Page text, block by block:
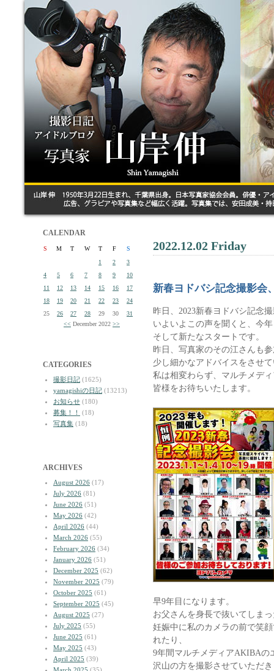
CALENDAR
S M T W T F
S
1
2
3
4
5 6 7 8 9
10
11
12 13 14 15 16
17
18
19 20 21 22 23
24
25
26 27 28 29 30
31
<< December 2022 >>
CATEGORIES
撮影日記 (1625)
yamagishiの日記 (13213)
お知らせ (180)
募集！！
(18)
写真集 (18)
ARCHIVES
August 2026 (17)
July 2026 (81)
June 2026 (51)
May 2026 (42)
April 2026 (44)
March 2026 (55)
February 2026 (34)
January 2026 (51)
December 2025 (62)
November 2025 (79)
October 2025 (61)
September 2025 (45)
August 2025 (27)
July 2025 (55)
June 2025 (61)
May 2025 (43)
April 2025 (39)
2022.12.02 Friday
新春ヨドバシ記念撮影会
昨日、2023新春ヨドバシ記念
いよいよこの声を聞くと、今
そして新たなスタートです。
昨日、写真家のその江さんも
少し細かなアドバイスをさせ
私は相変わらず、マルチメデ
皆様をお待ちいたします。
早9年目になります。
お父さんを身長で抜いてしま
妊娠中に私のカメラの前で笑
れたり、
9年間マルチメディアAKIBAの
沢山の方を撮影させていただ